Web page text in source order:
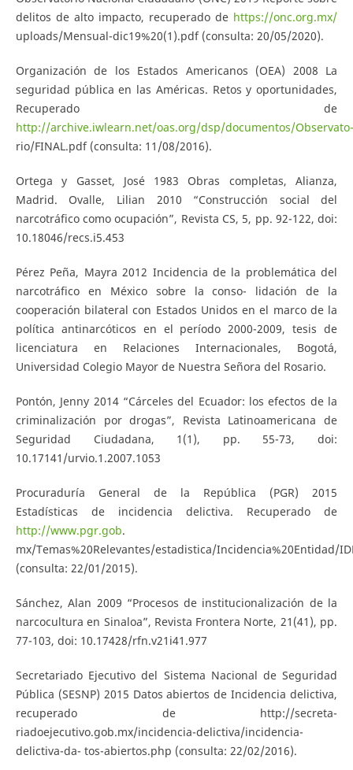
delitos de alto impacto, recuperado de https://onc.org.mx/
uploads/Mensual-dic19%20(1).pdf (consulta: 20/05/2020).
Organización de los Estados Americanos (OEA) 2008 La
seguridad pública en las Américas. Retos y oportunidades,
Recuperado de
http://archive.iwlearn.net/oas.org/dsp/documentos/Observato-
rio/FINAL.pdf (consulta: 11/08/2016).
Ortega y Gasset, José 1983 Obras completas, Alianza,
Madrid. Ovalle, Lilian 2010 “Construcción social del
narcotráfico como ocupación”, Revista CS, 5, pp. 92-122, doi:
10.18046/recs.i5.453
Pérez Peña, Mayra 2012 Incidencia de la problemática del
narcotráfico en México sobre la conso- lidación de la
cooperación bilateral con Estados Unidos en el marco de la
política antinarcóticos en el período 2000-2009, tesis de
licenciatura en Relaciones Internacionales, Bogotá,
Universidad Colegio Mayor de Nuestra Señora del Rosario.
Pontón, Jenny 2014 “Cárceles del Ecuador: los efectos de la
criminalización por drogas”, Revista Latinoamericana de
Seguridad Ciudadana, 1(1), pp. 55-73, doi:
10.17141/urvio.1.2007.1053
Procuraduría General de la República (PGR) 2015
Estadísticas de incidencia delictiva. Recuperado de
http://www.pgr.gob.
mx/Temas%20Relevantes/estadistica/Incidencia%20Entidad/
(consulta: 22/01/2015).
Sánchez, Alan 2009 “Procesos de institucionalización de la
narcocultura en Sinaloa”, Revista Frontera Norte, 21(41), pp.
77-103, doi: 10.17428/rfn.v21i41.977
Secretariado Ejecutivo del Sistema Nacional de Seguridad
Pública (SESNP) 2015 Datos abiertos de Incidencia delictiva,
recuperado de http://secreta-
riadoejecutivo.gob.mx/incidencia-delictiva/incidencia-
delictiva-da- tos-abiertos.php (consulta: 22/02/2016).